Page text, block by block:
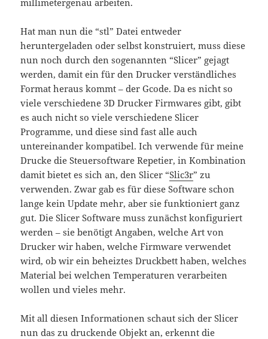
Hat man nun die “stl” Datei entweder
heruntergeladen oder selbst konstruiert, muss diese
nun noch durch den sogenannten “Slicer” gejagt
werden, damit ein für den Drucker verständliches
Format heraus kommt – der Gcode. Da es nicht so
viele verschiedene 3D Drucker Firmwares gibt, gibt
es auch nicht so viele verschiedene Slicer
Programme, und diese sind fast alle auch
untereinander kompatibel. Ich verwende für meine
Drucke die Steuersoftware Repetier, in Kombination
damit bietet es sich an, den Slicer “Slic3r” zu
verwenden. Zwar gab es für diese Software schon
lange kein Update mehr, aber sie funktioniert ganz
gut. Die Slicer Software muss zunächst konfiguriert
werden – sie benötigt Angaben, welche Art von
Drucker wir haben, welche Firmware verwendet
wird, ob wir ein beheiztes Druckbett haben, welches
Material bei welchen Temperaturen verarbeiten
wollen und vieles mehr.
Mit all diesen Informationen schaut sich der Slicer
nun das zu druckende Objekt an, erkennt die